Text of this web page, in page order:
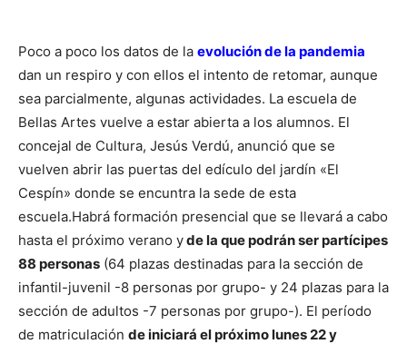
Poco a poco los datos de la evolución de la pandemia
dan un respiro y con ellos el intento de retomar, aunque
sea parcialmente, algunas actividades. La escuela de
Bellas Artes vuelve a estar abierta a los alumnos. El
concejal de Cultura, Jesús Verdú, anunció que se
vuelven abrir las puertas del edículo del jardín «El
Cespín» donde se encuntra la sede de esta
escuela.Habrá formación presencial que se llevará a cabo
hasta el próximo verano yde la que podrán ser partícipes
88 personas (64 plazas destinadas para la sección de
infantil-juvenil -8 personas por grupo- y 24 plazas para la
sección de adultos -7 personas por grupo-). El período
de matriculación de iniciará el próximo lunes 22 y